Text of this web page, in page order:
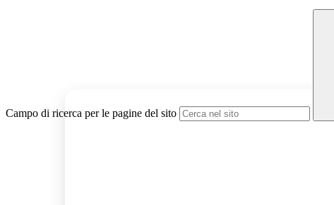
Campo di ricerca per le pagine del sito